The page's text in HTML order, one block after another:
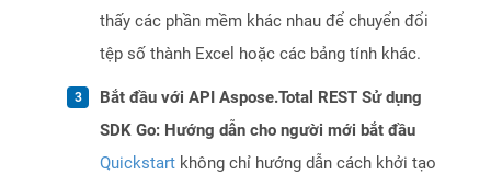
thấy các phần mềm khác nhau để chuyển đổi
tệp số thành Excel hoặc các bảng tính khác.
Bắt đầu với API Aspose.Total REST Sử dụng
SDK Go: Hướng dẫn cho người mới bắt đầu
Quickstart không chỉ hướng dẫn cách khởi tạo